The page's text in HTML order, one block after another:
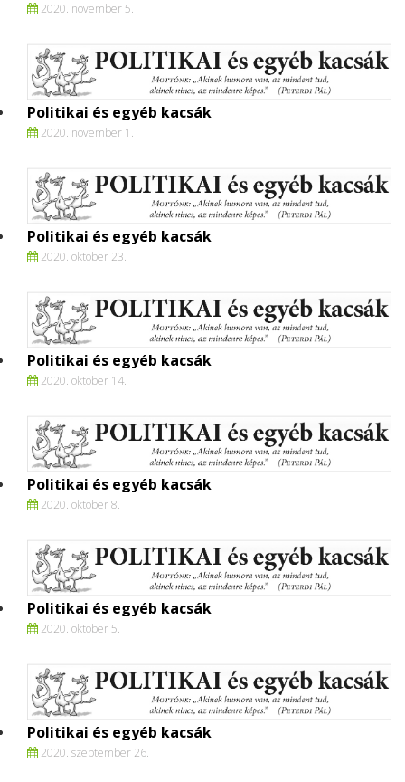
2020. november 5.
Politikai és egyéb kacsák
2020. november 1.
Politikai és egyéb kacsák
2020. oktober 23.
Politikai és egyéb kacsák
2020. oktober 14.
Politikai és egyéb kacsák
2020. oktober 8.
Politikai és egyéb kacsák
2020. oktober 5.
Politikai és egyéb kacsák
2020. szeptember 26.